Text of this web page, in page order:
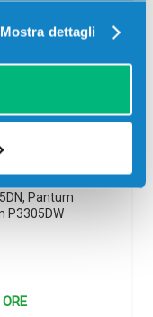
Mostra dettagli
DL-425
Pantum
P3305DW